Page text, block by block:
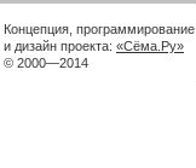
Концепция, программирование
и дизайн проекта: «Сёма.Ру»
© 2000—2014